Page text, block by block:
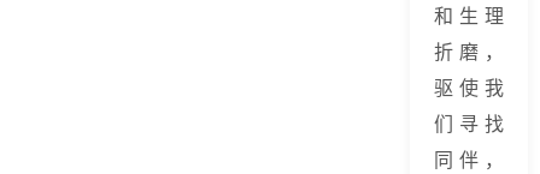
和生理
折磨，
驱使我
们寻找
同伴，